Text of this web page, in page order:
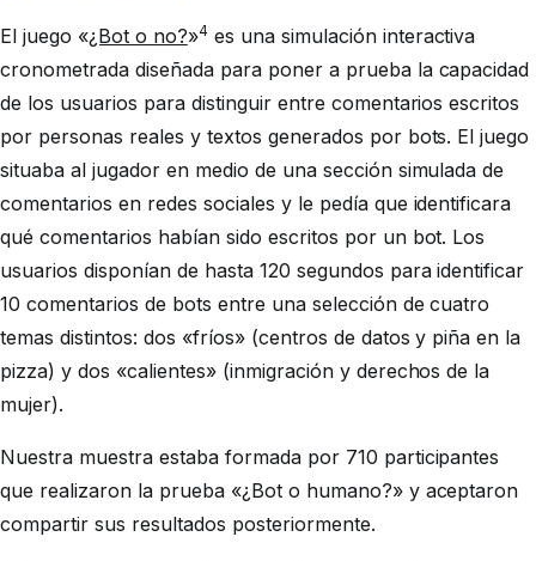
El juego «¿Bot o no?»4es una simulación interactiva
cronometrada diseñada para poner a prueba la capacidad
de los usuarios para distinguir entre comentarios escritos
por personas reales y textos generados por bots. El juego
situaba al jugador en medio de una sección simulada de
comentarios en redes sociales y le pedía que identificara
qué comentarios habían sido escritos por un bot. Los
usuarios disponían de hasta 120 segundos para identificar
10 comentarios de bots entre una selección de cuatro
temas distintos: dos «fríos» (centros de datos y piña en la
pizza) y dos «calientes» (inmigración y derechos de la
mujer).
Nuestra muestra estaba formada por 710 participantes
que realizaron la prueba «¿Bot o humano?» y aceptaron
compartir sus resultados posteriormente.